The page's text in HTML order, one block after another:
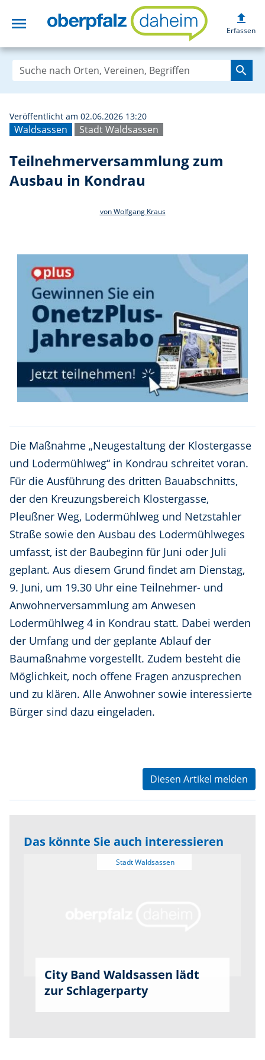
menu upload
Erfassen
search
Waldsassen Stadt Waldsassen
Veröffentlicht am 02.06.2026 13:20
Teilnehmerversammlung zum
Ausbau in Kondrau
von Wolfgang Kraus
Die Maßnahme „Neugestaltung der Klostergasse
und Lodermühlweg“ in Kondrau schreitet voran.
Für die Ausführung des dritten Bauabschnitts,
der den Kreuzungsbereich Klostergasse,
Pleußner Weg, Lodermühlweg und Netzstahler
Straße sowie den Ausbau des Lodermühlweges
umfasst, ist der Baubeginn für Juni oder Juli
geplant. Aus diesem Grund findet am Dienstag,
9. Juni, um 19.30 Uhr eine Teilnehmer- und
Anwohnerversammlung am Anwesen
Lodermühlweg 4 in Kondrau statt. Dabei werden
der Umfang und der geplante Ablauf der
Baumaßnahme vorgestellt. Zudem besteht die
Möglichkeit, noch offene Fragen anzusprechen
und zu klären. Alle Anwohner sowie interessierte
Bürger sind dazu eingeladen.
Diesen Artikel melden
Das könnte Sie auch interessieren
City Band Waldsassen lädt
zur Schlagerparty